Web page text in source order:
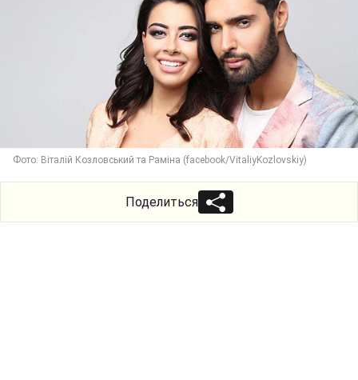
Фото: Віталій Козловський та Раміна (facebook/VitaliyKozlovskiy)
Поделиться